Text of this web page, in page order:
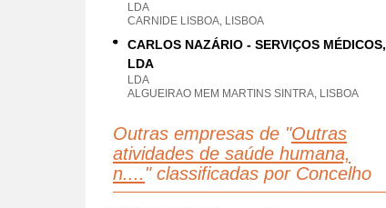
LDA
CARNIDE LISBOA, LISBOA
CARLOS NAZÁRIO - SERVIÇOS MÉDICOS,
LDA
LDA
ALGUEIRAO MEM MARTINS SINTRA, LISBOA
Outras empresas de "Outras
atividades de saúde humana,
n.... " classificadas por Concelho